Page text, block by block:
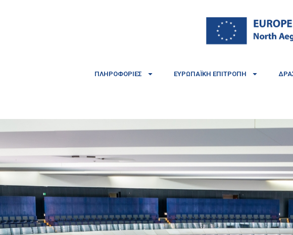
ΠΛΗΡΟΦΟΡΊΕΣ ΕΥΡΩΠΑΪΚΉ ΕΠΙΤΡΟΠΉ